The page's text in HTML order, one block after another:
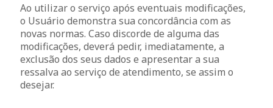
Ao utilizar o serviço após eventuais modificações,
o Usuário demonstra sua concordância com as
novas normas. Caso discorde de alguma das
modificações, deverá pedir, imediatamente, a
exclusão dos seus dados e apresentar a sua
ressalva ao serviço de atendimento, se assim o
desejar.